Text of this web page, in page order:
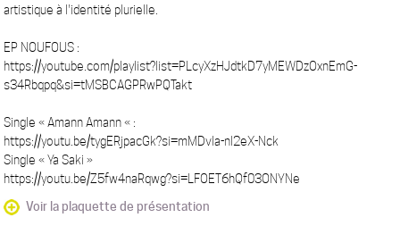
artistique à l'identité plurielle.
EP NOUFOUS :
https://youtube.com/playlist?list=PLcyXzHJdtkD7yMEWDzOxnEmG-
s34Rbqpq&si=tMSBCAGPRwPQTakt
Single « Amann Amann « :
https://youtu.be/tygERjpacGk?si=mMDvIa-nI2eX-Nck
Single « Ya Saki »
https://youtu.be/Z5fw4naRqwg?si=LFOET6hQf03ONYNe
Voir la plaquette de présentation